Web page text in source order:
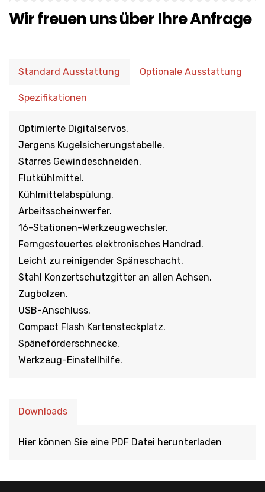
Wir freuen uns über Ihre Anfrage
Standard Ausstattung Optionale Ausstattung
Spezifikationen
Optimierte Digitalservos.
Jergens Kugelsicherungstabelle.
Starres Gewindeschneiden.
Flutkühlmittel.
Kühlmittelabspülung.
Arbeitsscheinwerfer.
16-Stationen-Werkzeugwechsler.
Ferngesteuertes elektronisches Handrad.
Leicht zu reinigender Späneschacht.
Stahl Konzertschutzgitter an allen Achsen.
Zugbolzen.
USB-Anschluss.
Compact Flash Kartensteckplatz.
Späneförderschnecke.
Werkzeug-Einstellhilfe.
Downloads
Hier können Sie eine PDF Datei herunterladen